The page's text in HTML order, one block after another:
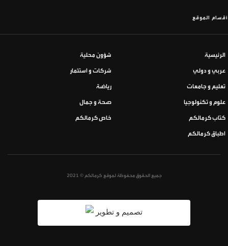
أقسام الموقع
الرئيسية شؤون محلية
عربي و دولي شركات و استثمار
تعليم و جامعات رياضة
علوم و تكنولوجيا صحة و جمال
كتاب كرمالكم خاص كرمالكم
اطباق كرمالكم
جميع الحقوق محفوظة لموقع كرمالكم © 2021
تصميم و تطوير